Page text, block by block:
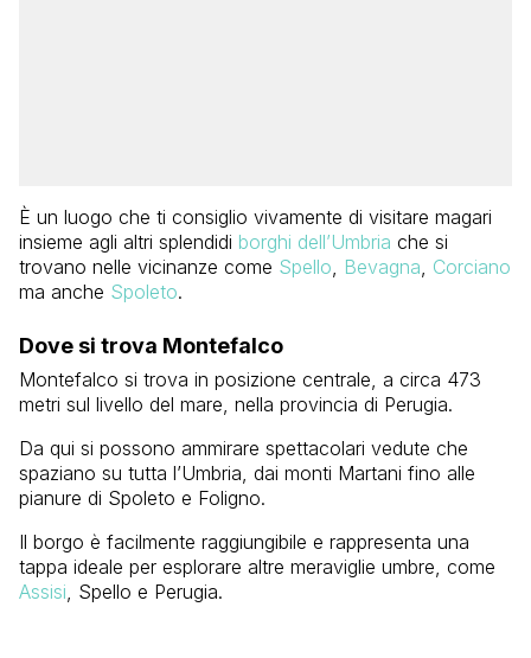
È un luogo che ti consiglio vivamente di visitare magari
insieme agli altri splendidi borghi dell’Umbria che si
trovano nelle vicinanze come Spello Bevagna Corciano
ma anche Spoleto.
Dove si trova Montefalco
Montefalco si trova in posizione centrale, a circa 473
metri sul livello del mare, nella provincia di Perugia.
Da qui si possono ammirare spettacolari vedute che
spaziano su tutta l’Umbria, dai monti Martani fino alle
pianure di Spoleto e Foligno.
Il borgo è facilmente raggiungibile e rappresenta una
tappa ideale per esplorare altre meraviglie umbre, come
Assisi , Spello e Perugia.